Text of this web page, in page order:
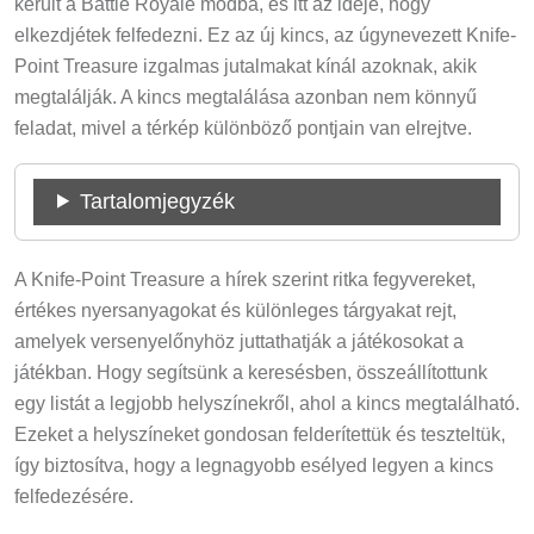
elkezdjétek felfedezni. Ez az új kincs, az úgynevezett Knife-
Point Treasure izgalmas jutalmakat kínál azoknak, akik
megtalálják. A kincs megtalálása azonban nem könnyű
feladat, mivel a térkép különböző pontjain van elrejtve.
Tartalomjegyzék
A Knife-Point Treasure a hírek szerint ritka fegyvereket,
értékes nyersanyagokat és különleges tárgyakat rejt,
amelyek versenyelőnyhöz juttathatják a játékosokat a
játékban. Hogy segítsünk a keresésben, összeállítottunk
egy listát a legjobb helyszínekről, ahol a kincs megtalálható.
Ezeket a helyszíneket gondosan felderítettük és teszteltük,
így biztosítva, hogy a legnagyobb esélyed legyen a kincs
felfedezésére.